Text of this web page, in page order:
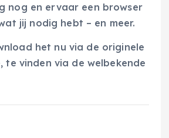
nog en ervaar een browser
jij nodig hebt – en meer.
het nu via de originele
te vinden via de welbekende